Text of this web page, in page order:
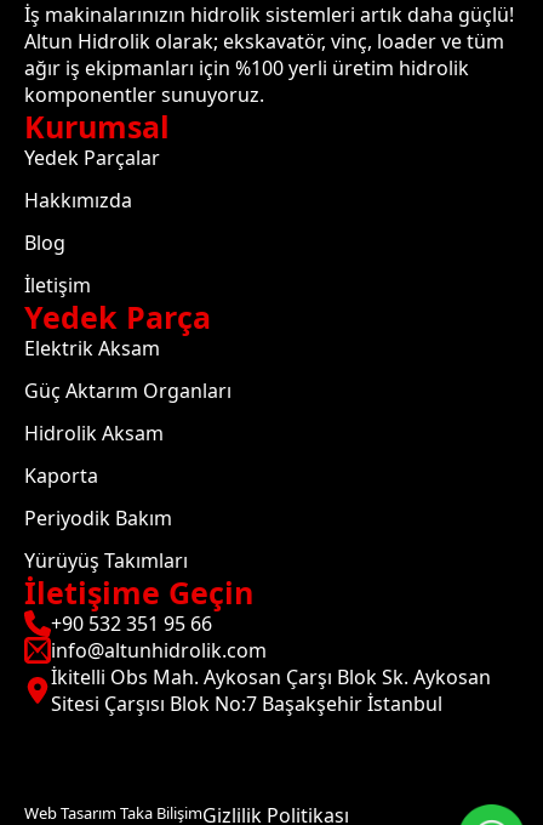
İş makinalarınızın hidrolik sistemleri artık daha güçlü!
Altun Hidrolik olarak; ekskavatör, vinç, loader ve tüm
ağır iş ekipmanları için %100 yerli üretim hidrolik
komponentler sunuyoruz.
Kurumsal
Yedek Parçalar
Hakkımızda
Blog
İletişim
Yedek Parça
Elektrik Aksam
Güç Aktarım Organları
Hidrolik Aksam
Kaporta
Periyodik Bakım
Yürüyüş Takımları
İletişime Geçin
+90 532 351 95 66
info@altunhidrolik.com
İkitelli Obs Mah. Aykosan Çarşı Blok Sk. Aykosan
Sitesi Çarşısı Blok No:7 Başakşehir İstanbul
Web Tasarım Taka BilişimGizlilik Politikası